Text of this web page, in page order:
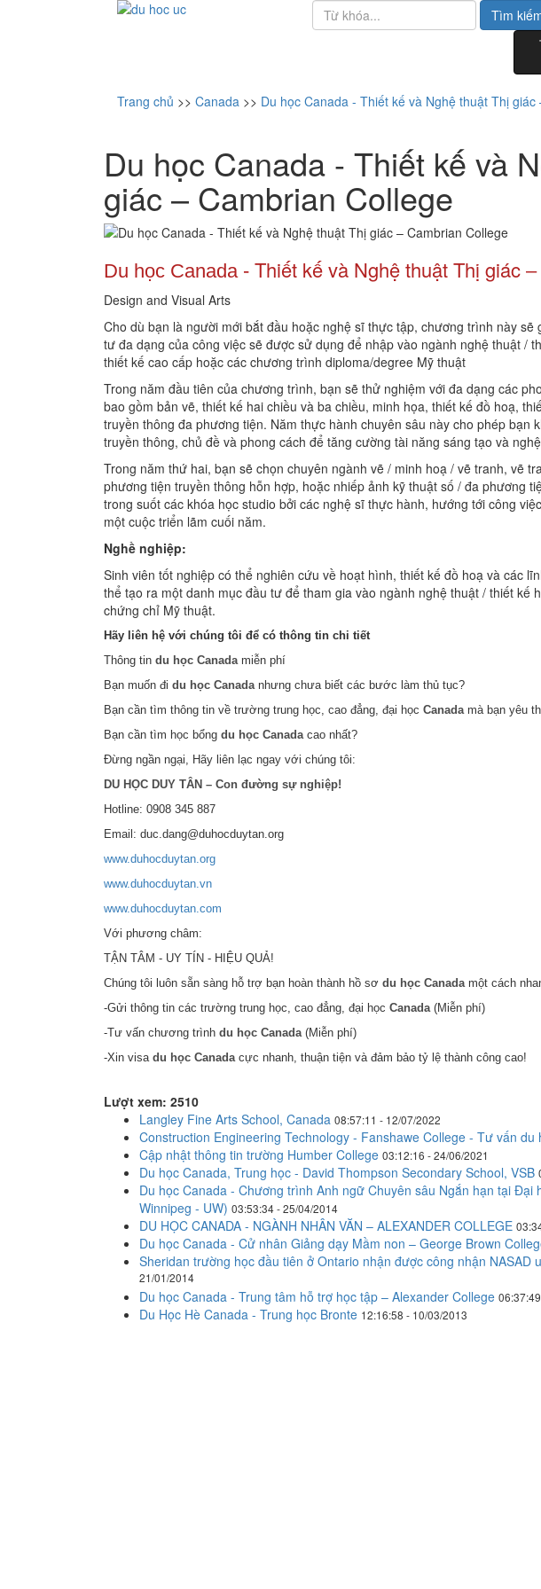
Trang chủ >> Canada >> Du học Canada - Thiết kế và Nghệ thuật Thị
Du học Canada - Thiết kế và
giác – Cambrian College
Du học Canada - Thiết kế và Nghệ thuật Thị giác –
Design and Visual Arts
Cho dù bạn là người mới bắt đầu hoặc nghệ sĩ thực tập, chương trình này sẽ
tư đa dạng của công việc sẽ được sử dụng để nhập vào ngành nghệ thuật /
thiết kế cao cấp hoặc các chương trình diploma/degree Mỹ thuật
Trong năm đầu tiên của chương trình, bạn sẽ thử nghiệm với đa dạng các
bao gồm bản vẽ, thiết kế hai chiều và ba chiều, minh họa, thiết kế đồ hoạ,
truyền thông đa phương tiện. Năm thực hành chuyên sâu này cho phép bạn
truyền thông, chủ đề và phong cách để tăng cường tài năng sáng tạo và
Trong năm thứ hai, bạn sẽ chọn chuyên ngành vẽ / minh hoạ / vẽ tranh, vẽ
phương tiện truyền thông hỗn hợp, hoặc nhiếp ảnh kỹ thuật số / đa phương
trong suốt các khóa học studio bởi các nghệ sĩ thực hành, hướng tới công
một cuộc triển lãm cuối năm.
Nghề nghiệp:
Sinh viên tốt nghiệp có thể nghiên cứu về hoạt hình, thiết kế đồ hoạ và các
thể tạo ra một danh mục đầu tư để tham gia vào ngành nghệ thuật / thiết kế
chứng chỉ Mỹ thuật.
Hãy liên hệ với chúng tôi để có thông tin chi tiết
Thông tin du học Canadamiễn phí
Bạn muốn đi du học Canadanhưng chưa biết các bước làm thủ tục?
Bạn cần tìm thông tin về trường trung học, cao đẳng, đại học Canadamà bạn yêu
Bạn cần tìm học bổng du học Canadacao nhất?
Đừng ngần ngại, Hãy liên lạc ngay với chúng tôi:
DU HỌC DUY TÂN – Con đường sự nghiệp!
Hotline: 0908 345 887
Email: duc.dang@duhocduytan.org
www.duhocduytan.org
www.duhocduytan.vn
www.duhocduytan.com
Với phương châm:
TẬN TÂM - UY TÍN - HIỆU QUẢ!
Chúng tôi luôn sẵn sàng hỗ trợ bạn hoàn thành hồ sơ du học Canadamột cách
-Gửi thông tin các trường trung học, cao đẳng, đại học Canada(Miễn phí)
-Tư vấn chương trình du học Canada(Miễn phí)
-Xin visa du học Canadacực nhanh, thuận tiện và đảm bảo tỷ lệ thành công cao!
Lượt xem: 2510
Langley Fine Arts School, Canada 08:57:11 - 12/07/2022
Construction Engineering Technology - Fanshawe College - Tư vấn du
Cập nhật thông tin trường Humber College 03:12:16 - 24/06/2021
Du học Canada, Trung học - David Thompson Secondary School, VSB
Du học Canada - Chương trình Anh ngữ Chuyên sâu Ngắn hạn tại Đại
Winnipeg - UW) 03:53:34 - 25/04/2014
DU HỌC CANADA - NGÀNH NHÂN VĂN – ALEXANDER COLLEGE
Du học Canada - Cử nhân Giảng dạy Mầm non – George Brown
Sheridan trường học đầu tiên ở Ontario nhận được công nhận NASAD
21/01/2014
Du học Canada - Trung tâm hỗ trợ học tập – Alexander College
Du Học Hè Canada - Trung học Bronte 12:16:58 - 10/03/2013